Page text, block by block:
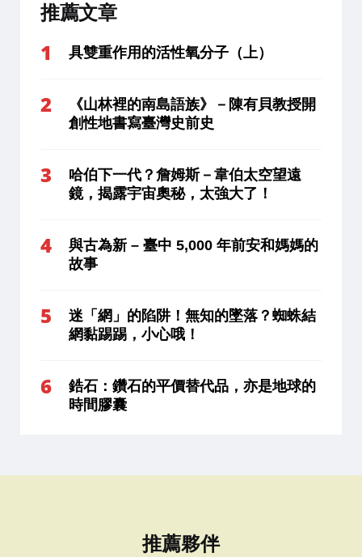
推薦文章
具雙重作用的活性氧分子（上）
《山林裡的南島語族》－陳有貝教授開
創性地書寫臺灣史前史
哈伯下一代？詹姆斯－韋伯太空望遠
鏡，揭露宇宙奧秘，太強大了！
與古為新 – 臺中 5,000 年前安和媽媽的
故事
迷「網」的陷阱！無知的墜落？蜘蛛結
網黏踢踢，小心哦！
鋯石：鑽石的平價替代品，亦是地球的
時間膠囊
推薦夥伴